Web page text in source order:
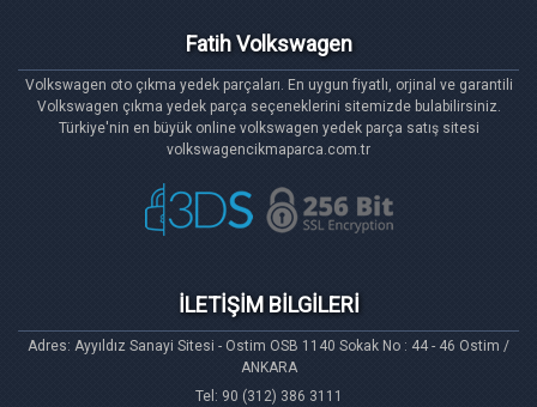
Fatih Volkswagen
Volkswagen oto çıkma yedek parçaları. En uygun fiyatlı, orjinal ve garantili
Volkswagen çıkma yedek parça seçeneklerini sitemizde bulabilirsiniz.
Türkiye'nin en büyük online volkswagen yedek parça satış sitesi
volkswagencikmaparca.com.tr
İLETİŞİM BİLGİLERİ
Adres: Ayyıldız Sanayi Sitesi - Ostim OSB 1140 Sokak No : 44 - 46 Ostim /
ANKARA
Tel: 90 (312) 386 3111